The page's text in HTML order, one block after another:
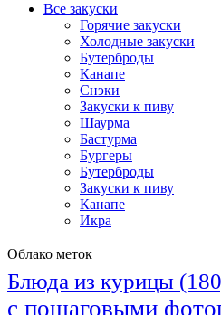
Все закуски
Горячие закуски
Холодные закуски
Бутерброды
Канапе
Снэки
Закуски к пиву
Шаурма
Бастурма
Бургеры
Бутерброды
Закуски к пиву
Канапе
Икра
Облако меток
Блюда из курицы
с пошаговыми